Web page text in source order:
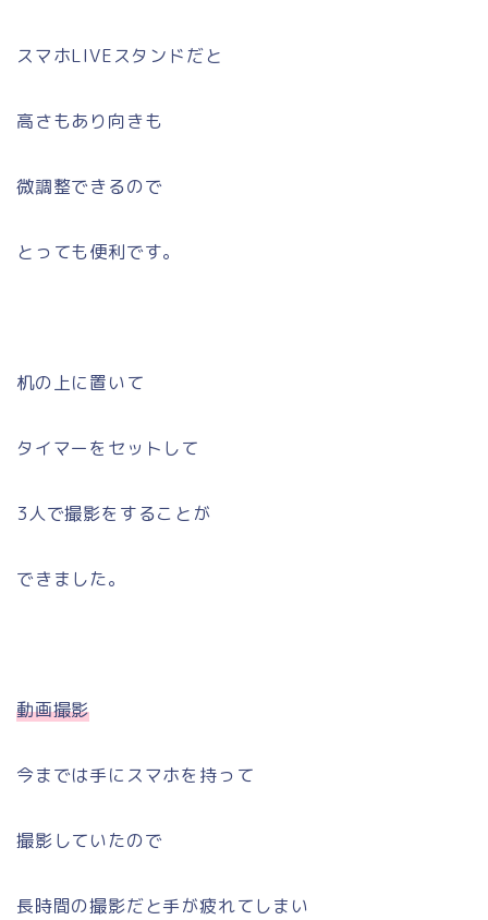
スマホLIVEスタンドだと
高さもあり向きも
微調整できるので
とっても便利です。
机の上に置いて
タイマーをセットして
3人で撮影をすることが
できました。
動画撮影
今までは手にスマホを持って
撮影していたので
長時間の撮影だと手が疲れてしまい